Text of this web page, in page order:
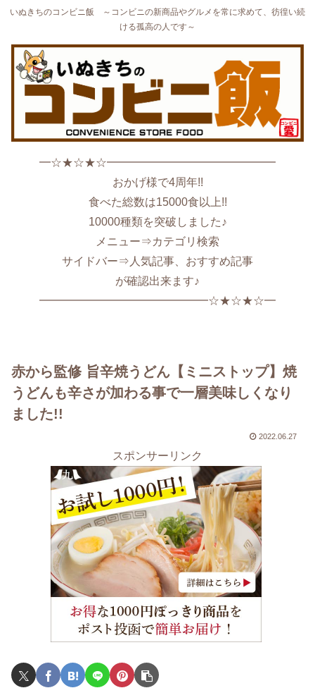
いぬきちのコンビニ飯 ～コンビニの新商品やグルメを常に求めて、彷徨い続
ける孤高の人です～
━☆★☆★☆━━━━━━━━━━━━━━━
おかげ様で4周年!!
食べた総数は15000食以上!!
10000種類を突破しました♪
メニュー⇒カテゴリ検索
サイドバー⇒人気記事、おすすめ記事
が確認出来ます♪
━━━━━━━━━━━━━━━☆★☆★☆━
赤から監修 旨辛焼うどん【ミニストップ】焼
うどんも辛さが加わる事で一層美味しくなり
ました!!
2022.06.27
スポンサーリンク